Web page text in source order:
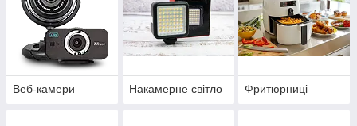
Веб-камери Накамерне світло Фритюрниці